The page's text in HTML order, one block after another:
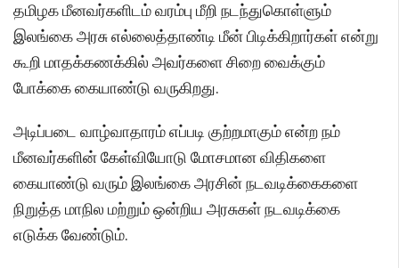
தமிழக மீனவர்களிடம் வரம்பு மீறி நடந்துகொள்ளும்
இலங்கை அரசு எல்லைத்தாண்டி மீன் பிடிக்கிறார்கள் என்று
கூறி மாதக்கணக்கில் அவர்களை சிறை வைக்கும்
போக்கை கையாண்டு வருகிறது.
அடிப்படை வாழ்வாதாரம் எப்படி குற்றமாகும் என்ற நம்
மீனவர்களின் கேள்வியோடு மோசமான விதிகளை
கையாண்டு வரும் இலங்கை அரசின் நடவடிக்கைகளை
நிறுத்த மாநில மற்றும் ஒன்றிய அரசுகள் நடவடிக்கை
எடுக்க வேண்டும்.